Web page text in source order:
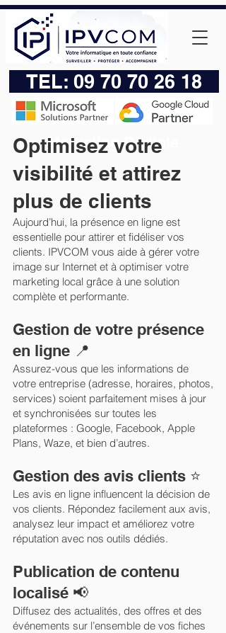
TEL: 09 70 70 26 18
Marketing Digitale
Optimisez votre
visibilité et attirez
plus de clients
Aujourd’hui, la présence en ligne est
essentielle pour attirer et fidéliser vos
clients. IPVCOM vous aide à gérer votre
image sur Internet et à optimiser votre
marketing local grâce à une solution
complète et performante.
Gestion de votre présence
en ligne 📍
Assurez-vous que les informations de
votre entreprise (adresse, horaires, photos,
services) soient parfaitement mises à jour
et synchronisées sur toutes les
plateformes : Google, Facebook, Apple
Plans, Waze, et bien d’autres.
Gestion des avis clients ⭐
Les avis en ligne influencent la décision de
vos clients. Répondez facilement aux avis,
analysez leur impact et améliorez votre
réputation avec nos outils dédiés.
Publication de contenu
localisé 📢
Diffusez des actualités, des offres et des
événements sur l’ensemble de vos fiches